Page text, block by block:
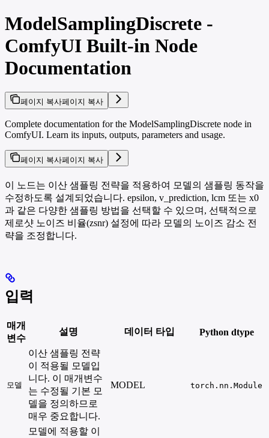
ModelSamplingDiscrete -
ComfyUI Built-in Node
Documentation
페이지 복사페이지 복사
Complete documentation for the ModelSamplingDiscrete node in
ComfyUI. Learn its inputs, outputs, parameters and usage.
페이지 복사페이지 복사
이 노드는 이산 샘플링 전략을 적용하여 모델의 샘플링 동작을
수정하도록 설계되었습니다. epsilon, v_prediction, lcm 또는 x0
과 같은 다양한 샘플링 방법을 선택할 수 있으며, 선택적으로
제로샷 노이즈 비율(zsnr) 설정에 따라 모델의 노이즈 감소 전
략을 조정합니다.
입력
매개
변수
설명 데이터 타입 Python dtype
모델
이산 샘플링 전략
이 적용될 모델입
니다. 이 매개변수
는 수정될 기본 모
델을 정의하므로
매우 중요합니다.
MODEL torch.nn.Module
모델에 적용할 이